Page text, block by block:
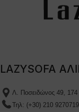
LAZYSOFA
Λ. Ποσειδώνος 49, 174
Τηλ: (+30) 210 9270719